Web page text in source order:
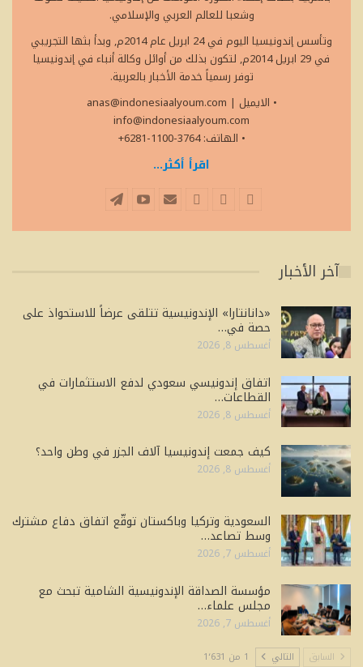
وشعبا للعالم العربي والإسلامي.
وتأسس إندونيسيا اليوم في 24 ابريل عام 2014م, وبدأ بثها التجريبي
في 29 ابريل 2014م, لتكون بذلك من أوائل وكالة أنباء في إندونيسيا
توفر رسمياً خدمة الأخبار بالعربية.
• الايميل
anas@indonesiaalyoum.com |
info@indonesiaalyoum.com
• الهاتف: 3764-1100-6281+
اقرأ أكثر...
آخر الأخبار
«دانانتارا» الإندونيسية تتلقى عرضاً للاستحواذ على
حصة في…
أغسطس 8, 2026
اتفاق إندونيسي سعودي لدفع الاستثمارات في
القطاعات…
أغسطس 8, 2026
كيف جمعت إندونيسيا آلاف الجزر في وطن واحد؟
أغسطس 8, 2026
السعودية وتركيا وباكستان توقّع اتفاق دفاع مشترك
وسط تصاعد…
أغسطس 7, 2026
مؤسسة الصداقة الإندونيسية الشامية تبحث مع
مجلس علماء…
أغسطس 7, 2026
السابق التالي 1 من 1٬631